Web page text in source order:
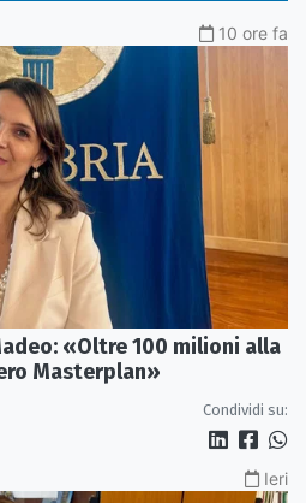
10 ore fa
«Oltre 100 milioni alla
Masterplan»
Condividi su:
Ieri